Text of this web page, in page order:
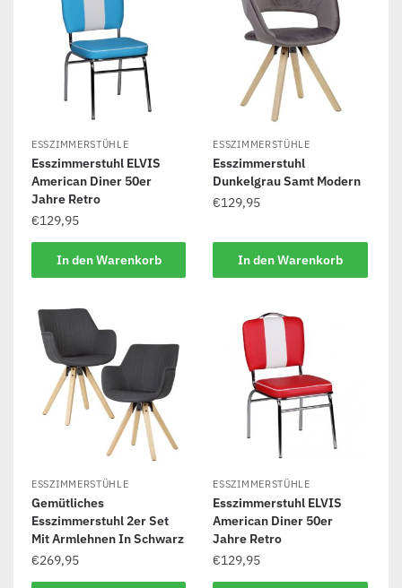
ESSZIMMERSTÜHLE
Esszimmerstuhl ELVIS
American Diner 50er
Jahre Retro
€129,95
In den Warenkorb
ESSZIMMERSTÜHLE
Esszimmerstuhl
Dunkelgrau Samt Modern
€129,95
In den Warenkorb
ESSZIMMERSTÜHLE
Gemütliches
Esszimmerstuhl 2er Set
Mit Armlehnen In Schwarz
€269,95
ESSZIMMERSTÜHLE
Esszimmerstuhl ELVIS
American Diner 50er
Jahre Retro
€129,95